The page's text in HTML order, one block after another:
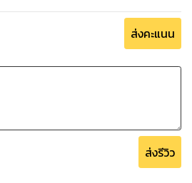
ส่งคะแนน
ส่งรีวิว